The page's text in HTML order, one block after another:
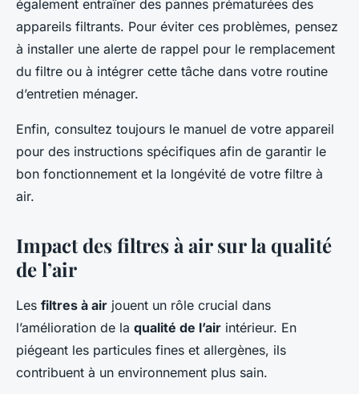
également entraîner des pannes prématurées des
appareils filtrants. Pour éviter ces problèmes, pensez
à installer une alerte de rappel pour le remplacement
du filtre ou à intégrer cette tâche dans votre routine
d’entretien ménager.
Enfin, consultez toujours le manuel de votre appareil
pour des instructions spécifiques afin de garantir le
bon fonctionnement et la longévité de votre filtre à
air.
Impact des filtres à air sur la qualité
de l’air
Les filtres à air jouent un rôle crucial dans
l’amélioration de la qualité de l’air intérieur. En
piégeant les particules fines et allergènes, ils
contribuent à un environnement plus sain.